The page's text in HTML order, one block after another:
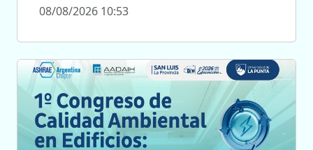
08/08/2026 10:53